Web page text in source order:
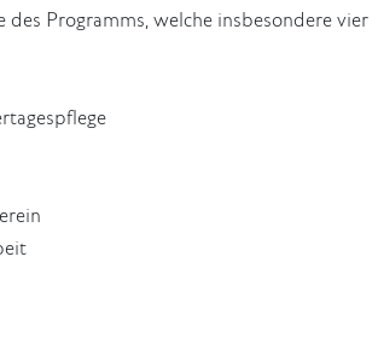
des Programms, welche insbesondere vier